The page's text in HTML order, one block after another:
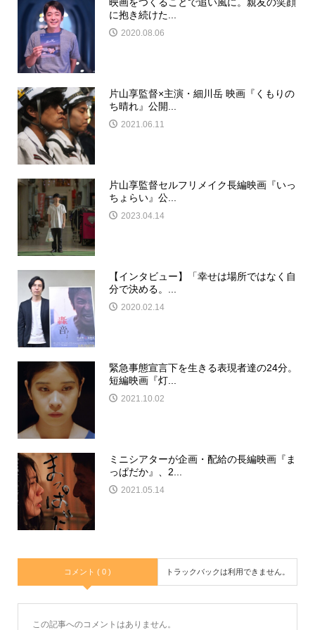
に抱き続けた...
2020.08.06
片山享監督×主演・細川岳 映画『くもりの
ち晴れ』公開...
2021.06.11
片山享監督セルフリメイク長編映画『いっ
ちょらい』公...
2023.04.14
【インタビュー】「幸せは場所ではなく自
分で決める。...
2020.02.14
緊急事態宣言下を生きる表現者達の24分。
短編映画『灯...
2021.10.02
ミニシアターが企画・配給の長編映画『ま
っぱだか』、2...
2021.05.14
コメント ( 0 ) トラックバックは利用できません。
この記事へのコメントはありません。